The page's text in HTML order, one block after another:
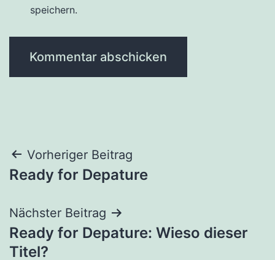
speichern.
Beitragsnavigation
Vorheriger Beitrag
Ready for Depature
Nächster Beitrag
Ready for Depature: Wieso dieser
Titel?